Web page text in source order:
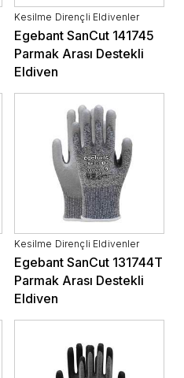
Kesilme Dirençli Eldivenler
Egebant SanCut 141745
Parmak Arası Destekli
Eldiven
Kesilme Dirençli Eldivenler
Egebant SanCut 131744T
Parmak Arası Destekli
Eldiven